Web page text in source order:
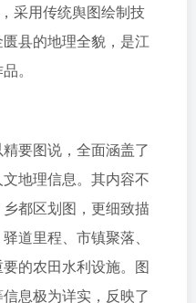
采用传统舆图绘制技
县的地理全貌，是江
。
要图说，全面涵盖了
地理信息。其内容不
都区划图，更细致描
道里程、市镇聚落、
的农田水利设施。图
息极为详实，反映了